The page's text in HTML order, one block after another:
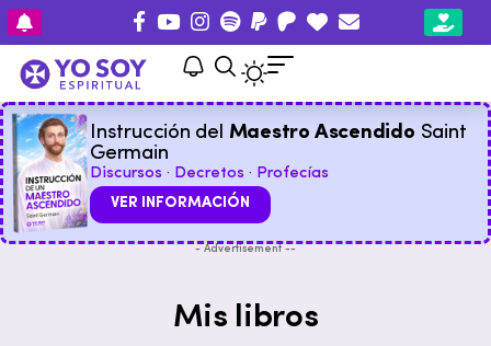
Instrucción del Maestro Ascendido Saint
Germain
Discursos · Decretos · Profecías
VER INFORMACIÓN
- Advertisement --
Mis libros